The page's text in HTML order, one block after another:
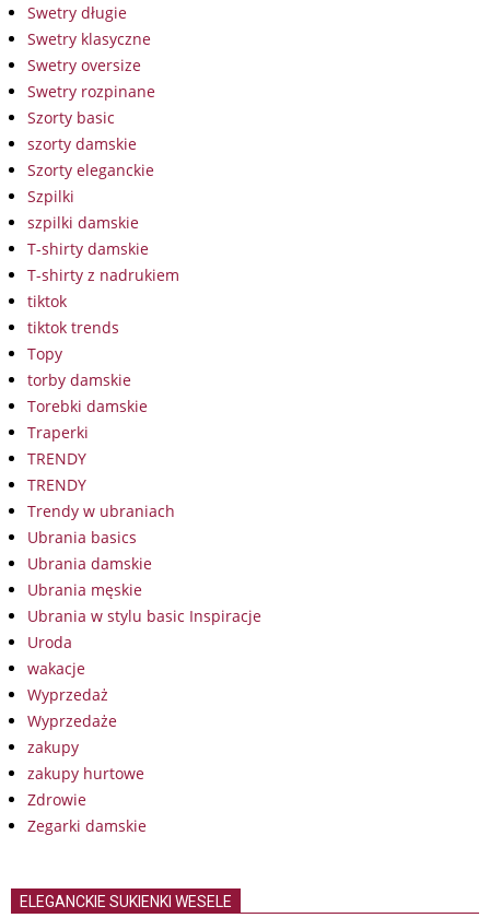
Swetry długie
Swetry klasyczne
Swetry oversize
Swetry rozpinane
Szorty basic
szorty damskie
Szorty eleganckie
Szpilki
szpilki damskie
T-shirty damskie
T-shirty z nadrukiem
tiktok
tiktok trends
Topy
torby damskie
Torebki damskie
Traperki
TRENDY
TRENDY
Trendy w ubraniach
Ubrania basics
Ubrania damskie
Ubrania męskie
Ubrania w stylu basic Inspiracje
Uroda
wakacje
Wyprzedaż
Wyprzedaże
zakupy
zakupy hurtowe
Zdrowie
Zegarki damskie
ELEGANCKIE SUKIENKI WESELE